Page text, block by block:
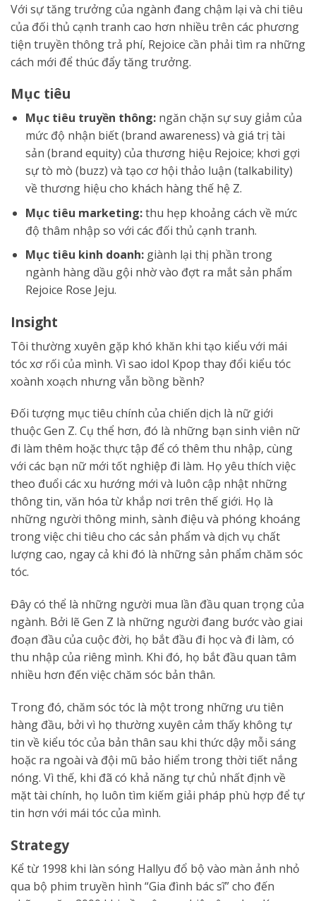
Với sự tăng trưởng của ngành đang chậm lại và chi tiêu
của đối thủ cạnh tranh cao hơn nhiều trên các phương
tiện truyền thông trả phí, Rejoice cần phải tìm ra những
cách mới để thúc đẩy tăng trưởng.
Mục tiêu
Mục tiêu truyền thông:ngăn chặn sự suy giảm của
mức độ nhận biết (brand awareness) và giá trị tài
sản (brand equity) của thương hiệu Rejoice; khơi gợi
sự tò mò (buzz) và tạo cơ hội thảo luận (talkability)
về thương hiệu cho khách hàng thế hệ Z.
Mục tiêu marketing:thu hẹp khoảng cách về mức
độ thâm nhập so với các đối thủ cạnh tranh.
Mục tiêu kinh doanh:giành lại thị phần trong
ngành hàng dầu gội nhờ vào đợt ra mắt sản phẩm
Rejoice Rose Jeju.
Insight
Tôi thường xuyên gặp khó khăn khi tạo kiểu với mái
tóc xơ rối của mình. Vì sao idol Kpop thay đổi kiểu tóc
xoành xoạch nhưng vẫn bồng bềnh?
Đối tượng mục tiêu chính của chiến dịch là nữ giới
thuộc Gen Z. Cụ thể hơn, đó là những bạn sinh viên nữ
đi làm thêm hoặc thực tập để có thêm thu nhập, cùng
với các bạn nữ mới tốt nghiệp đi làm. Họ yêu thích việc
theo đuổi các xu hướng mới và luôn cập nhật những
thông tin, văn hóa từ khắp nơi trên thế giới. Họ là
những người thông minh, sành điệu và phóng khoáng
trong việc chi tiêu cho các sản phẩm và dịch vụ chất
lượng cao, ngay cả khi đó là những sản phẩm chăm sóc
tóc.
Đây có thể là những người mua lần đầu quan trọng của
ngành. Bởi lẽ Gen Z là những người đang bước vào giai
đoạn đầu của cuộc đời, họ bắt đầu đi học và đi làm, có
thu nhập của riêng mình. Khi đó, họ bắt đầu quan tâm
nhiều hơn đến việc chăm sóc bản thân.
Trong đó, chăm sóc tóc là một trong những ưu tiên
hàng đầu, bởi vì họ thường xuyên cảm thấy không tự
tin về kiểu tóc của bản thân sau khi thức dậy mỗi sáng
hoặc ra ngoài và đội mũ bảo hiểm trong thời tiết nắng
nóng. Vì thế, khi đã có khả năng tự chủ nhất định về
mặt tài chính, họ luôn tìm kiếm giải pháp phù hợp để tự
tin hơn với mái tóc của mình.
Strategy
Kể từ 1998 khi làn sóng Hallyu đổ bộ vào màn ảnh nhỏ
qua bộ phim truyền hình “Gia đình bác sĩ” cho đến